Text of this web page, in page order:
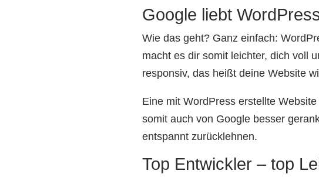
Google liebt
Wie das geht? Ganz einfach:
macht es dir somit leichter, dich voll
responsiv, das heißt deine Website
Eine mit WordPress erstellte
somit auch von Google besser
entspannt zurücklehnen.
Top Entwickler – top